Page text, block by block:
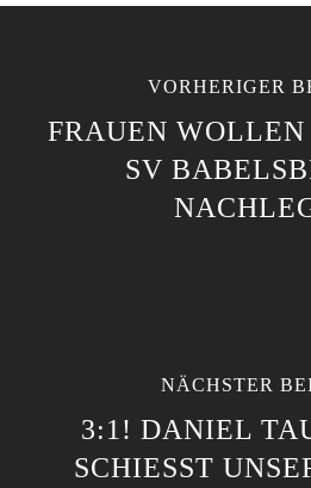
VORHERIGER
FRAUEN WOLLEN
SV
NÄCHSTER
3:1! DANIEL
SCHIESST